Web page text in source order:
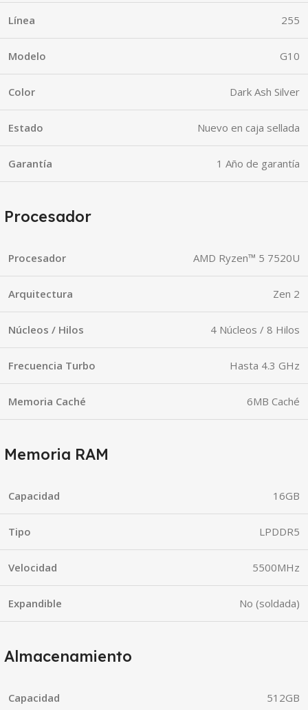
Línea 255
Modelo G10
Color Dark Ash Silver
Estado Nuevo en caja sellada
Garantía 1 Año de garantía
Procesador
Procesador AMD Ryzen™ 5 7520U
Arquitectura Zen 2
Núcleos / Hilos 4 Núcleos / 8 Hilos
Frecuencia Turbo Hasta 4.3 GHz
Memoria Caché 6MB Caché
Memoria RAM
Capacidad 16GB
Tipo LPDDR5
Velocidad 5500MHz
Expandible No (soldada)
Almacenamiento
Capacidad 512GB